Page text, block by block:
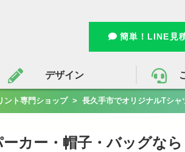
簡単！LINE見
デザイン
ント専門ショップ > 長久手市でオリジナルTシ
カー・帽子・バッグなら